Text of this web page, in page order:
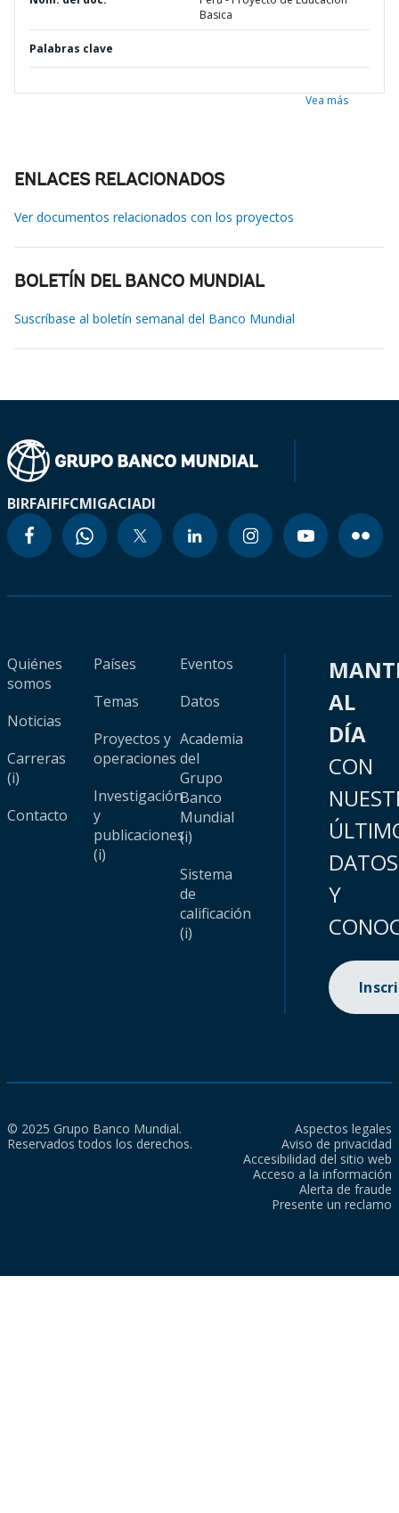
Basica
Palabras clave
Vea más
ENLACES RELACIONADOS
Ver documentos relacionados con los proyectos
BOLETÍN DEL BANCO MUNDIAL
Suscríbase al boletín semanal del Banco Mundial
BIRFAIFIFCMIGACIADI
Quiénes
somos
Noticias
Carreras
(i)
Contacto
Países
Temas
Proyectos y
operaciones
Investigación
y
publicaciones
(i)
Eventos
Datos
Academia
del
Grupo
Banco
Mundial
(i)
Sistema
de
calificación
(i)
AL
DÍA
CON
DATOS
Y
© 2025 Grupo Banco Mundial.
Reservados todos los derechos.
Aspectos legales
Aviso de privacidad
Accesibilidad del sitio web
Acceso a la información
Alerta de fraude
Presente un reclamo